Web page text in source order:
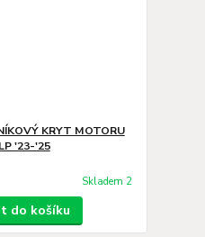
KRYT MOTORU
'23-'25
Skladem 2
do košíku